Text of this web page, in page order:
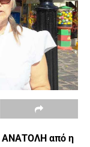
ΑΝΑΤΟΛΗ από η